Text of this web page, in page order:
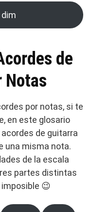
de
Notas
por notas, si te
en este glosario
de guitarra
una misma nota.
de la escala
partes distintas
😉